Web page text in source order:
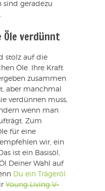
sind geradezu
Öle verdünnt
stolz auf die
Öle. Ihre Kraft
zusammen
aber manchmal
verdünnen muss,
wenn man
Zum
für eine
wir, ein
ist ein Basisöl,
Deiner Wahl auf
Du ein Trägeröl
Young Living V-